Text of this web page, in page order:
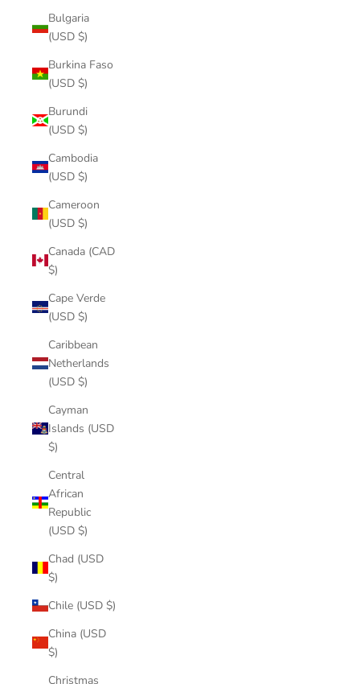
Bulgaria
(USD $)
Burkina Faso
(USD $)
Burundi
(USD $)
Cambodia
(USD $)
Cameroon
(USD $)
Canada (CAD
$)
Cape Verde
(USD $)
Caribbean
Netherlands
(USD $)
Cayman
Islands (USD
$)
Central
African
Republic
(USD $)
Chad (USD
$)
Chile (USD $)
China (USD
$)
Christmas